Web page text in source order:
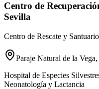
Centro de
Sevilla
Centro de Rescate y Santuario
Paraje Natural de la
Hospital de Especies
Neonatología y Lactancia